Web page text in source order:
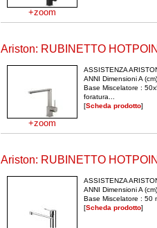
+zoom
Ariston: RUBINETTO
+zoom
ASSISTENZA
ANNI Dimensioni A
Base Miscelatore :
foratura...
[Scheda prodotto]
Ariston: RUBINETTO
ASSISTENZA
ANNI Dimensioni A
Base Miscelatore : 50
[Scheda prodotto]